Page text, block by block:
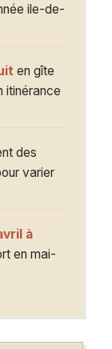
ile-de-
en gîte
itinérance
des
varier
à
en mai-